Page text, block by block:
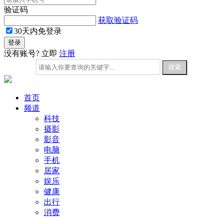
验证码
获取验证码
30天内免登录
没有账号? 立即 注册
首页
频道
科技
摄影
影音
电脑
手机
居家
娱乐
健康
出行
消费